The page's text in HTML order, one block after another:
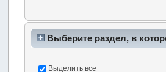
Выберите раздел, в
Выделить все